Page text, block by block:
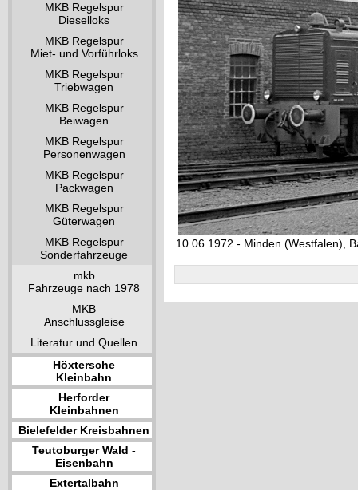
MKB Regelspur
Dieselloks
MKB Regelspur
Miet- und Vorführloks
MKB Regelspur
Triebwagen
MKB Regelspur
Beiwagen
MKB Regelspur
Personenwagen
MKB Regelspur
Packwagen
MKB Regelspur
Güterwagen
MKB Regelspur
Sonderfahrzeuge
mkb
Fahrzeuge nach 1978
MKB
Anschlussgleise
Literatur und Quellen
Höxtersche
Kleinbahn
Herforder
Kleinbahnen
Bielefelder Kreisbahnen
Teutoburger Wald -
Eisenbahn
Extertalbahn
10.06.1972 - Minden (Westfalen),